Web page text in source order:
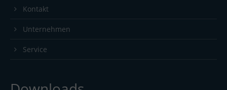
Kontakt
Unternehmen
Service